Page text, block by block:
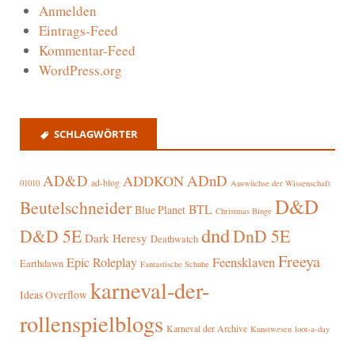
Anmelden
Eintrags-Feed
Kommentar-Feed
WordPress.org
SCHLAGWÖRTER
01010 AD&D ad-blog ADDKONADnD Auswüchse der Wissenschaft
Beutelschneider Blue Planet BTL Christmas Binge D&D
D&D 5E Dark Heresy Deathwatch dndDnD 5E
Earthdawn Epic Roleplay Fantastische Schuhe FeensklavenFreeya
Ideas Overflow karneval-der-
rollenspielblogs Karneval der Archive Kunstwesen loot-a-day